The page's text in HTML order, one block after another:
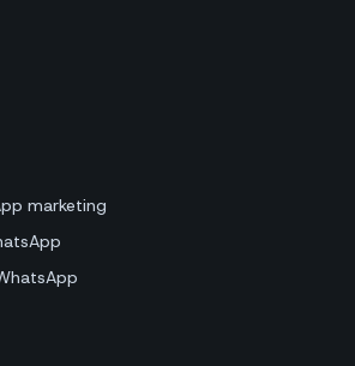
marketing